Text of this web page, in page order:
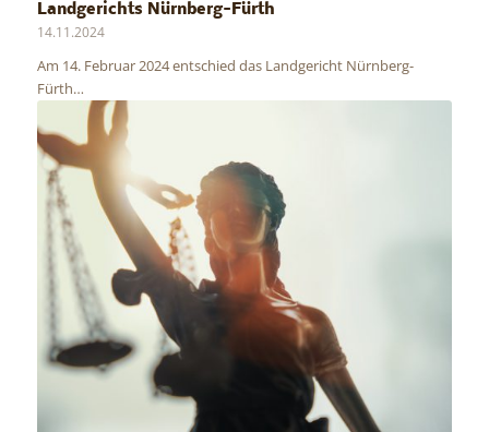
Landgerichts Nürnberg-Fürth
14.11.2024
Am 14. Februar 2024 entschied das Landgericht Nürnberg-
Fürth…